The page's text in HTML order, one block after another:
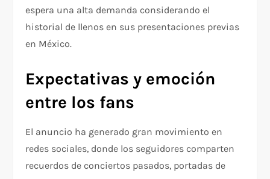
espera una alta demanda considerando el
historial de llenos en sus presentaciones previas
en México.
Expectativas y emoción
entre los fans
El anuncio ha generado gran movimiento en
redes sociales, donde los seguidores comparten
recuerdos de conciertos pasados, portadas de